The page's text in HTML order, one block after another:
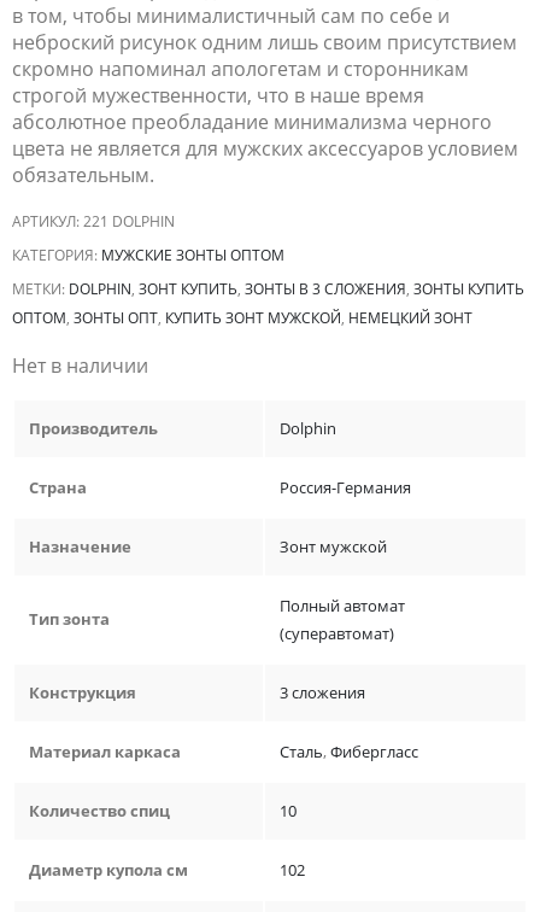
в том, чтобы минималистичный сам по себе и
неброский рисунок одним лишь своим присутствием
скромно напоминал апологетам и сторонникам
строгой мужественности, что в наше время
абсолютное преобладание минимализма черного
цвета не является для мужских аксессуаров условием
обязательным.
АРТИКУЛ:221 DOLPHIN
КАТЕГОРИЯ: МУЖСКИЕ ЗОНТЫ ОПТОМ
МЕТКИ: DOLPHIN, ЗОНТ КУПИТЬ, ЗОНТЫ В 3 СЛОЖЕНИЯ, ЗОНТЫ КУПИТЬ
ОПТОМ, ЗОНТЫ ОПТ, КУПИТЬ ЗОНТ МУЖСКОЙ, НЕМЕЦКИЙ ЗОНТ
Нет в наличии
Производитель Dolphin
Страна Россия-Германия
Назначение Зонт мужской
Тип зонта
Полный автомат
(суперавтомат)
Конструкция 3 сложения
Материал каркаса Сталь,Фибергласс
Количество спиц 10
Диаметр купола см 102